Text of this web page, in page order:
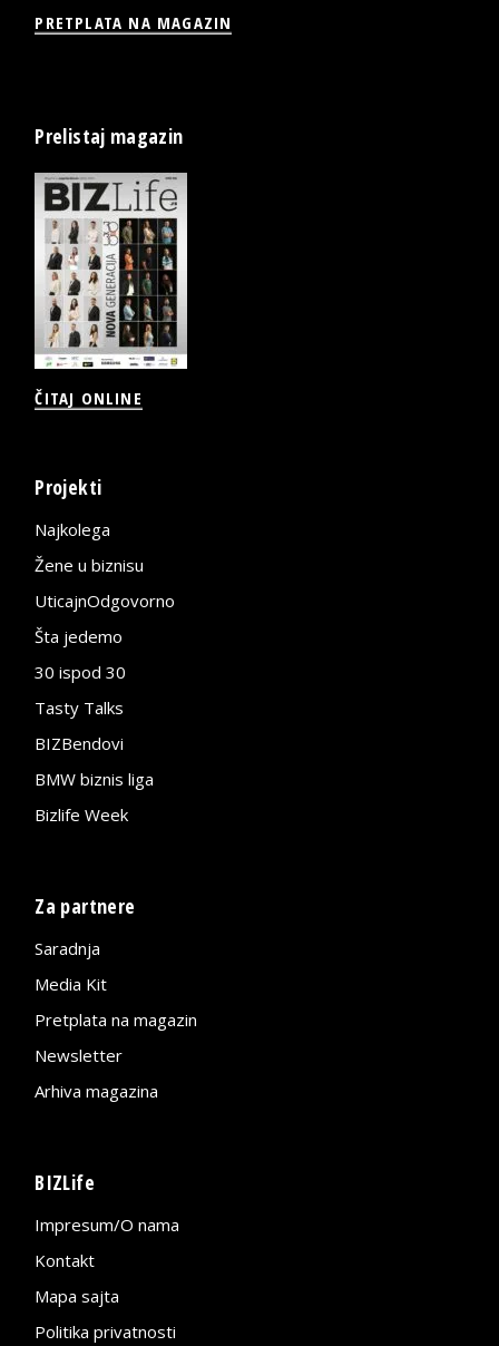
PRETPLATA NA MAGAZIN
Prelistaj magazin
ČITAJ ONLINE
Projekti
Najkolega
Žene u biznisu
UticajnOdgovorno
Šta jedemo
30 ispod 30
Tasty Talks
BIZBendovi
BMW biznis liga
Bizlife Week
Za partnere
Saradnja
Media Kit
Pretplata na magazin
Newsletter
Arhiva magazina
BIZLife
Impresum/O nama
Kontakt
Mapa sajta
Politika privatnosti